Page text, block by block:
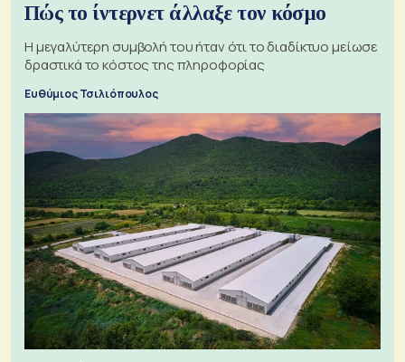
Πώς το ίντερνετ άλλαξε τον κόσμο
Η μεγαλύτερη συμβολή του ήταν ότι το διαδίκτυο μείωσε
δραστικά το κόστος της πληροφορίας
Ευθύμιος Τσιλιόπουλος